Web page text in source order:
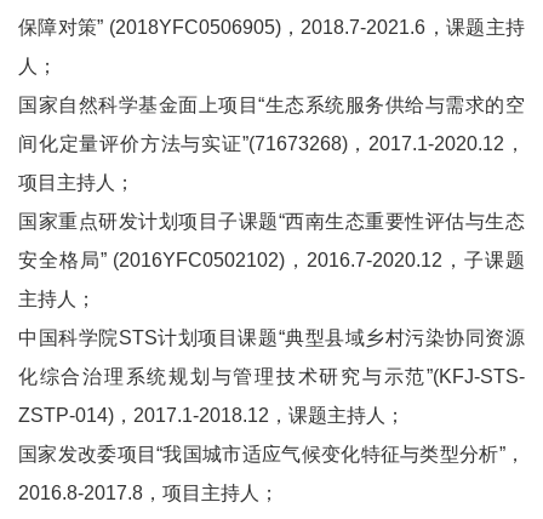
保障对策” (2018YFC0506905)，2018.7-2021.6，课题主持
人；
国家自然科学基金面上项目“生态系统服务供给与需求的空
间化定量评价方法与实证”(71673268)，2017.1-2020.12，
项目主持人；
国家重点研发计划项目子课题“西南生态重要性评估与生态
安全格局” (2016YFC0502102)，2016.7-2020.12，子课题
主持人；
中国科学院STS计划项目课题“典型县域乡村污染协同资源
化综合治理系统规划与管理技术研究与示范”(KFJ-STS-
ZSTP-014)，2017.1-2018.12，课题主持人；
国家发改委项目“我国城市适应气候变化特征与类型分析”，
2016.8-2017.8，项目主持人；